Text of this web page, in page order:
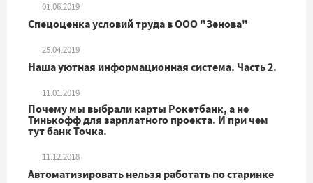
01.06.2019
Спецоценка условий труда в ООО "Зенова"
25.04.2019
Наша уютная информационная система. Часть 2.
11.01.2019
Почему мы выбрали карты Рокетбанк, а не
Тинькофф для зарплатного проекта. И при чем
тут банк Точка.
11.12.2018
Автоматизировать нельзя работать по старинке